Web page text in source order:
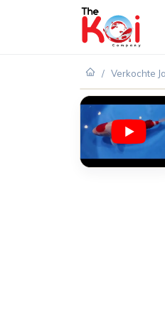
/ Verkochte
VERKOCHT